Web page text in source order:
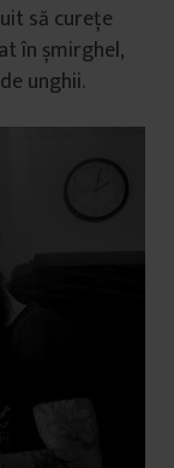
să curețe
în șmirghel,
unghii.